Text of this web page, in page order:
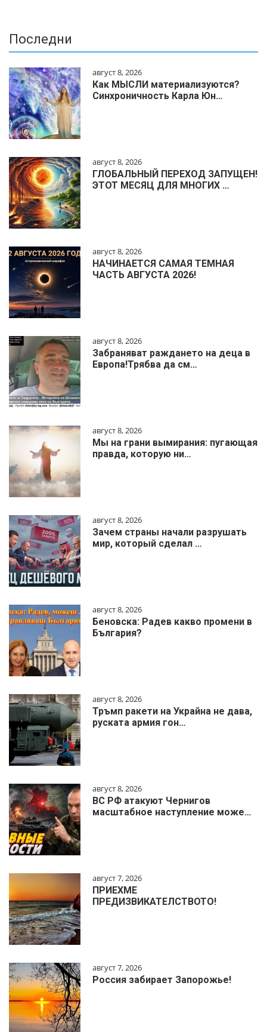
Последни
август 8, 2026
Как МЫСЛИ материализуются?
Синхроничность Карла Юн…
август 8, 2026
ГЛОБАЛЬНЫЙ ПЕРЕХОД ЗАПУЩЕН!
ЭТОТ МЕСЯЦ ДЛЯ МНОГИХ …
август 8, 2026
НАЧИНАЕТСЯ САМАЯ ТЕМНАЯ
ЧАСТЬ АВГУСТА 2026!
август 8, 2026
Забраняват раждането на деца в
Европа!Трябва да см…
август 8, 2026
Мы на грани вымирания: пугающая
правда, которую ни…
август 8, 2026
Зачем страны начали разрушать
мир, который сделал …
август 8, 2026
Беновска: Радев какво промени в
България?
август 8, 2026
Тръмп ракети на Украйна не дава,
руската армия гон…
август 8, 2026
ВС РФ атакуют Чернигов
масштабное наступление може…
август 7, 2026
ПРИЕХМЕ
ПРЕДИЗВИКАТЕЛСТВОТО!
август 7, 2026
Россия забирает Запорожье!